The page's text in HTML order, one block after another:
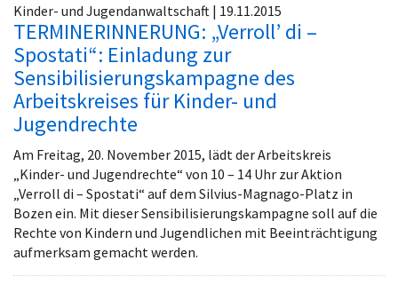
Kinder- und Jugendanwaltschaft | 19.11.2015
TERMINERINNERUNG: „Verroll’ di –
Spostati“: Einladung zur
Sensibilisierungskampagne des
Arbeitskreises für Kinder- und
Jugendrechte
Am Freitag, 20. November 2015, lädt der Arbeitskreis
„Kinder- und Jugendrechte“ von 10 – 14 Uhr zur Aktion
„Verroll di – Spostati“ auf dem Silvius-Magnago-Platz in
Bozen ein. Mit dieser Sensibilisierungskampagne soll auf die
Rechte von Kindern und Jugendlichen mit Beeinträchtigung
aufmerksam gemacht werden.